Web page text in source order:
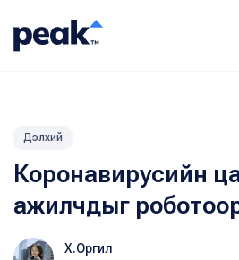
Дэлхий
Коронавирусийн
ажилчдыг
Х.Оргил